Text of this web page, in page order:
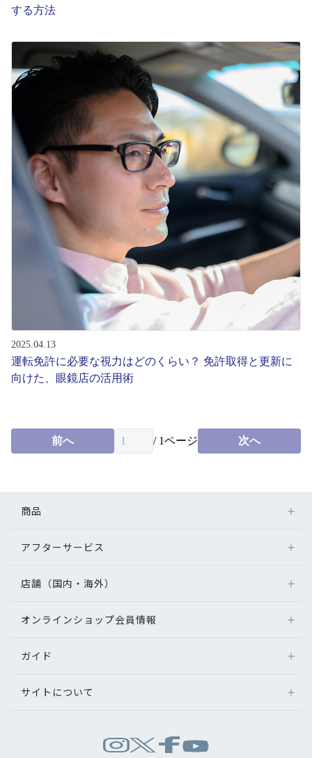
する方法
2025.04.13
運転免許に必要な視力はどのくらい？ 免許取得と更新に
向けた、眼鏡店の活用術
前へ / 1ページ 次へ
商品
メガネ
サングラス
補聴器
グッズ・小物
アフターサービス
アフターサービス
メガネの不具合、修理について
補聴器に関するアフターサービス
店舗（国内・海外）
店舗検索
オンラインショップ会員情報
ログイン
ガイド
オンラインショップご利用ガイド
サイトについて